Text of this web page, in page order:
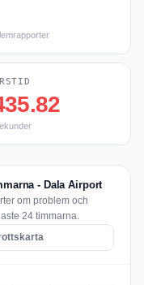
- Dala Airport
om problem och
24 timmarna.